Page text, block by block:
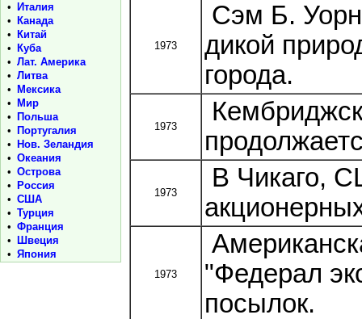
•
Италия
•
Канада
•
Китай
•
Куба
• Лат. Америка
• Литва
•
Мексика
•
Мир
•
Польша
•
Португалия
•
Нов. Зеландия
• Океания
• Острова
•
Россия
• США
• Турция
• Франция
•
Швеция
• Япония
1973
Сэм Б.
дикой
города.
1973
1973
В Чикаго,
1973
"Федерал
посылок.